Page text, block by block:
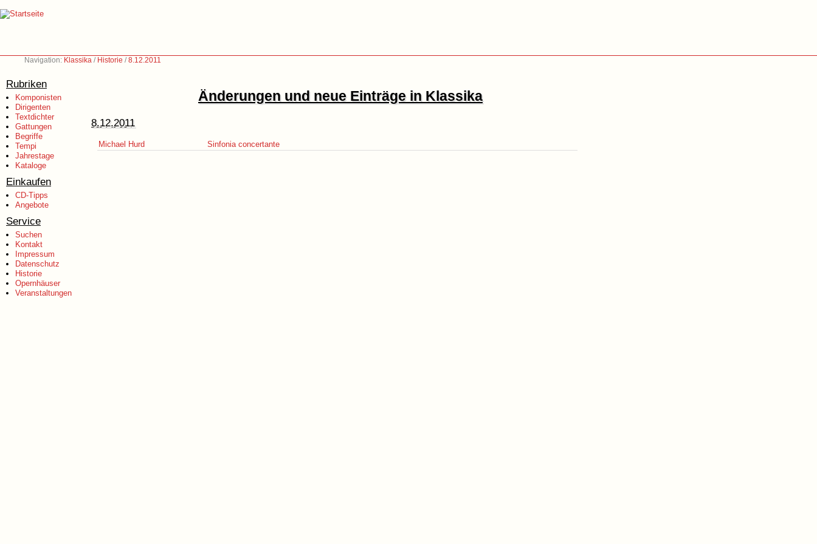
Navigation: Klassika / Historie /8.12.2011
Rubriken
Komponisten
Dirigenten
Textdichter
Gattungen
Begriffe
Tempi
Jahrestage
Kataloge
Einkaufen
CD-Tipps
Angebote
Service
Suchen
Kontakt
Impressum
Datenschutz
Historie
Opernhäuser
Veranstaltungen
Änderungen und neue Einträge in Klassika
8.12.2011
Michael Hurd Sinfonia concertante